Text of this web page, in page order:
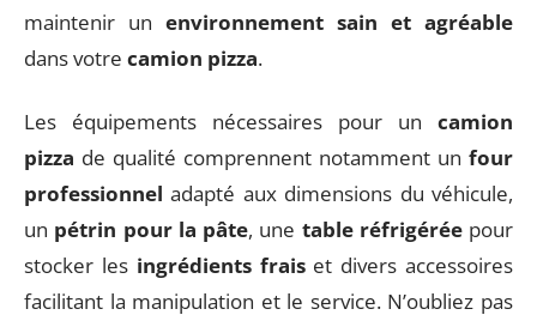
maintenir un environnement sain et agréable
dans votre camion pizza.
Les équipements nécessaires pour un camion
pizza de qualité comprennent notamment un four
professionnel adapté aux dimensions du véhicule,
un pétrin pour la pâte, une table réfrigéréepour
stocker les ingrédients fraiset divers accessoires
facilitant la manipulation et le service. N’oubliez pas